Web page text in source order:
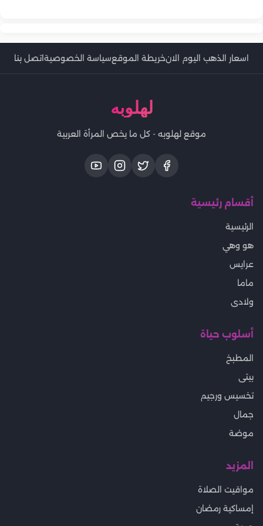
اسعار الذهب اليوم الانخريطة الموقعسياسة الخصوصيةاتصل بنا
لهلوبه
موقع لهلوبه - كل ما يخص المرأة العربية
أقسام رئيسية
الرئيسية
هو وهي
عرايس
ماما
ولادى
أسلوب حياة
المطبخ
بيتى
تخسيس ورجيم
جمال
موضة
المزيد
مواقيت الصلاة
إمساكية رمضان